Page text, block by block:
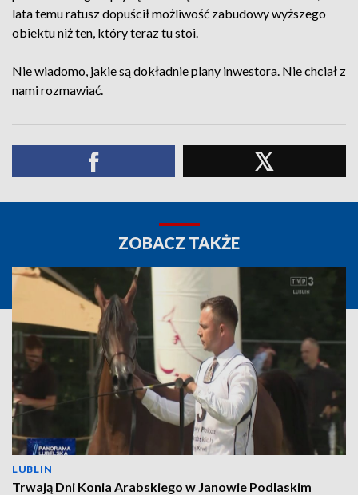
lata temu ratusz dopuścił możliwość zabudowy wyższego
obiektu niż ten, który teraz tu stoi.
Nie wiadomo, jakie są dokładnie plany inwestora. Nie chciał z
nami rozmawiać.
ZOBACZ TAKŻE
LUBLIN
Trwają Dni Konia Arabskiego w Janowie Podlaskim